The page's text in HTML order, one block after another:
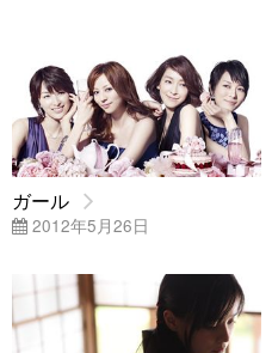
ガール
2012年5月26日